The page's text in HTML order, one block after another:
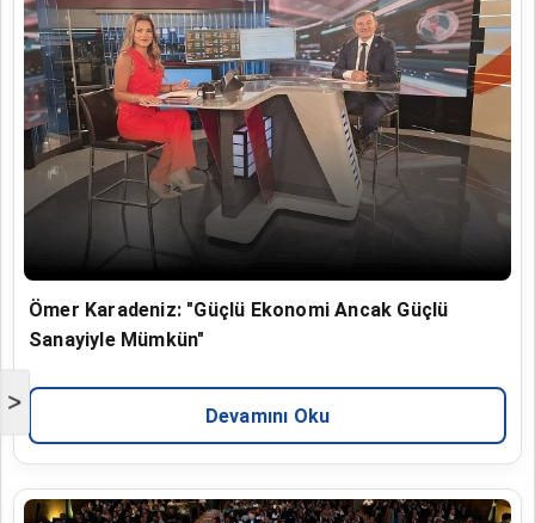
>
Ömer Karadeniz: "Güçlü Ekonomi Ancak Güçlü
Sanayiyle Mümkün"
Devamını Oku